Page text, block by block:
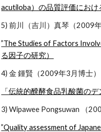
acutiloba）の品質評価にお
5) 前川（吉川）真琴（2009
”The Studies of Factors
る因子の研究）
4) 金 鍾賢（2009年3月博士）
「伝統的醗酵食品乳酸菌の
3) Wipawee Pongsuwan （
”Quality assessment of